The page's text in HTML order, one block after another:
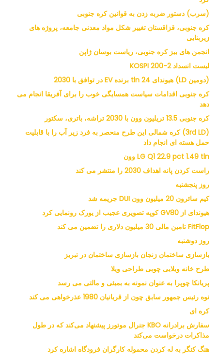
(سرب) دستور ضربه زدن به قوانین کره جنوبی
کره جنوبی، قزاقستان تغییر شکل مواد معدنی جامعه، پروژه های
زیربنایی
انجمن های بیز کره جنوبی، ریاست بوسان ژاپن
لیست انسداد KOSPI 200-2
(دومین LD) هیوندای 24 tln برنده EV در توافق با 2030
کره جنوبی اقدامات سیاست همسایگی خوب را برای آفریقا انجام می
دهد
کره جنوبی 13.5 تریلیون وون با 2030 تراشه، باتری، سکتور
(3rd LD) کره شمالی این طرح منحصر به فرد زیر آب را با قابلیت
حمل هسته ای انجام داد
LG Q1 22.9 pct 1.49 tln وون
راست کردن پانه اهداف 2030 را منتشر می کند
روز پنجشنبه
کیم سائرون 20 میلیون وون DUI جریمه شد
هیوندای از GV80 کوپه تصویری عجیب از یورک رونمایی کرد
FitFlop تامین مالی 30 میلیون دلاری را تضمین می کند
روز دوشنبه
بازسازی ساختمان زنجان بازسازی ساختمان در تبریز
طرح خانه ویلایی چوبی طراحی ویلا
پریانکا چوپرا به عنوان نمونه به بمبئی و مالتی می رسد
نوه رئیس جمهور سابق چون از قربانیان 1980 عذرخواهی می کند
کره ای
سفارش برادرانه KBO جنرال موتورز پیشنهاد می‌کند که در طول
مذاکرات درخواست می‌کند
هنگ کنگر به له کردن محموله کارگران فرودگاه اشاره کرد